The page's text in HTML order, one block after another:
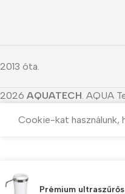
2013 óta.
2026 AQUATECH. AQUA
Cookie-kat használunk,
Prémium